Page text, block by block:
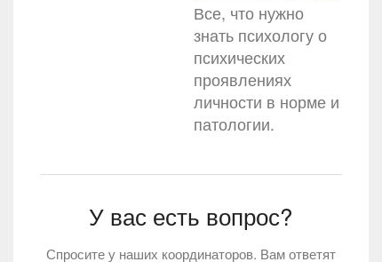
Все, что нужно
знать психологу о
психических
проявлениях
личности в норме и
патологии.
У вас есть вопрос?
Спросите у наших координаторов. Вам ответят